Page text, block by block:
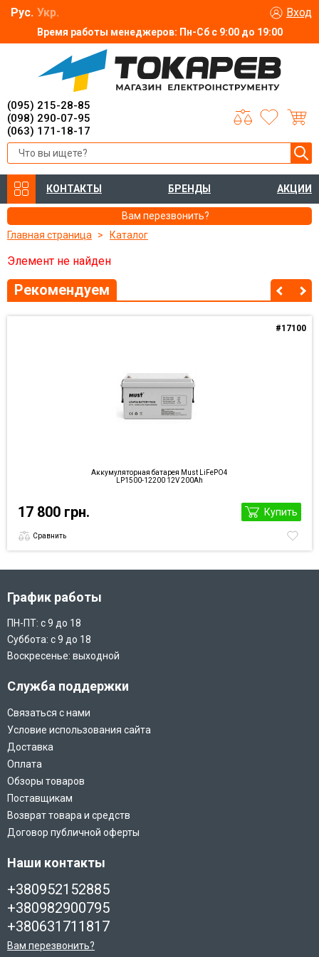
Время работы менеджеров: Пн-Сб с 9:00 до 19:00
Рус. Укр. Вход
(095) 215-28-85
(098) 290-07-95
(063) 171-18-17
КОНТАКТЫ БРЕНДЫ АКЦИИ
Вам перезвонить?
Главная страница
Каталог
Элемент не найден
Рекомендуем
#17100
Аккумуляторная батарея Must LiFePO4
LP1500-12200 12V 200Ah
17 800 грн. Купить
Сравнить
График работы
ПН-ПТ: с 9 до 18
Суббота: с 9 до 18
Воскресенье: выходной
Служба поддержки
Связаться с нами
Условие использования сайта
Доставка
Оплата
Обзоры товаров
Поставщикам
Возврат товара и средств
Договор публичной оферты
Наши контакты
+380952152885
+380982900795
+380631711817
Вам перезвонить?